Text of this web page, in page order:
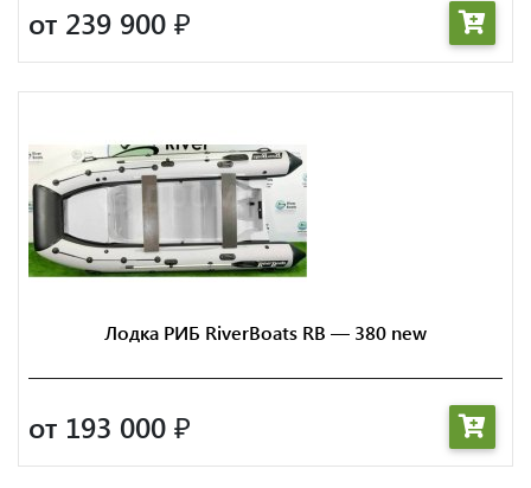
от 239 900 ₽
Лодка РИБ RiverBoats RB — 380 new
от 193 000 ₽